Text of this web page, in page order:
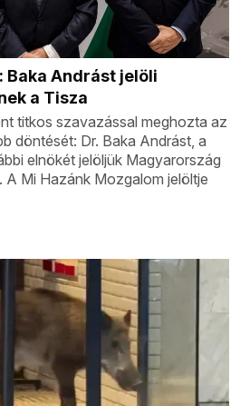
Andrást jelöli
a Tisza
titkos szavazással meghozta az
döntését: Dr. Baka Andrást, a
elnökét jelöljük Magyarország
Mi Hazánk Mozgalom jelöltje